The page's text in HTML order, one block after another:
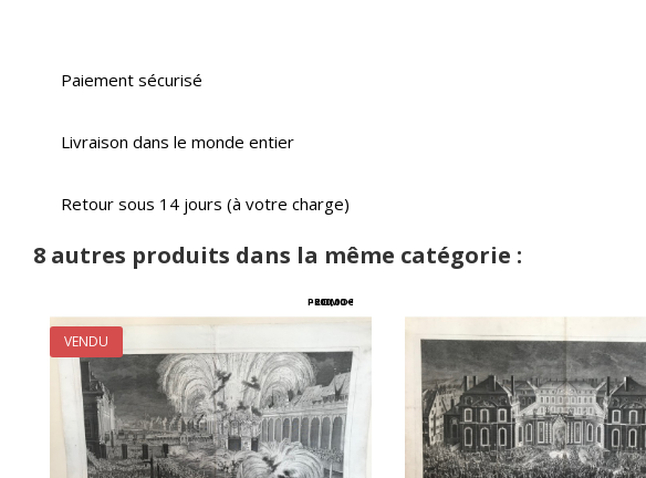
Paiement sécurisé
Livraison dans le monde entier
Retour sous 14 jours (à votre charge)
8 autres produits dans la même catégorie :
PROMO !
-200,00 €
VENDU